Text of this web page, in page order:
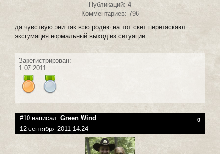
Публикаций: 4
Комментариев: 796
да чувствую они так всю родню на тот свет перетаскают.
эксгумация нормальный выход из ситуации.
Зарегистрирован:
1.07.2011
#10 написал: Green Wind 0
12 сентября 2011 14:24